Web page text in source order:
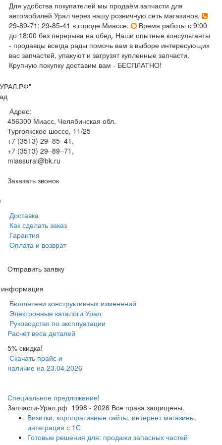
Для удобства покупателей мы продаём запчасти для
автомобилей Урал через нашу розничную сеть магазинов.
29-89-71; 29-85-41 в городе Миассе.
Время работы с 9:00
до 18:00 без перерыва на обед. Наши опытные консультанты
- продавцы всегда рады помочь вам в выборе интересующих
вас запчастей, упакуют и загрузят купленные запчасти.
Крупную покупку доставим вам - БЕСПЛАТНО!
Адрес:
456300 Миасс, Челябинская обл.
Тургоякское шоссе, 11/25
+7 (3513) 29–85–41 ,
+7 (3513) 29–89–71 ,
miassural@bk.ru
Заказать звонок
Доставка
Как сделать заказ
Гарантия
Оплата и возврат
Отправить заявку
информация
Бюллетени конструктивных изменений
Электронные каталоги Урал
Руководство по эксплуатации
Расчет веса деталей
5% скидка!
Скачать прайс и
наличие на 23.04.2026
Специальное предложение!
Запчасти-Урал.рф 1998 - 2026 Все права защищены.
Визитки, корпоративные сайты, интернет магазины,
интеграция с 1С
Готовые решения для: продажи запасных частей